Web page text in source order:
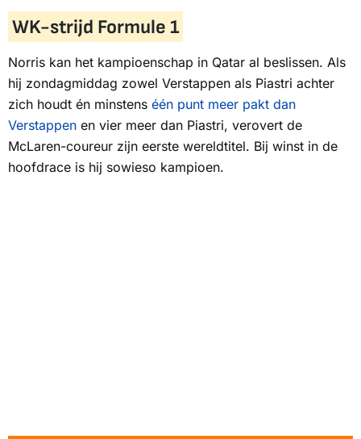
WK-strijd Formule 1
Norris kan het kampioenschap in Qatar al beslissen. Als
hij zondagmiddag zowel Verstappen als Piastri achter
zich houdt én minstens één punt meer pakt dan
Verstappen en vier meer dan Piastri, verovert de
McLaren-coureur zijn eerste wereldtitel. Bij winst in de
hoofdrace is hij sowieso kampioen.